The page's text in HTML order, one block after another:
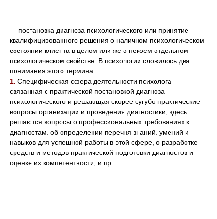
— постановка диагноза психологического или принятие
квалифицированного решения о наличном психологическом
состоянии клиента в целом или же о некоем отдельном
психологическом свойстве. В психологии сложилось два
понимания этого термина.
1. Специфическая сфера деятельности психолога —
связанная с практической постановкой диагноза
психологического и решающая скорее сугубо практические
вопросы организации и проведения диагностики; здесь
решаются вопросы о профессиональных требованиях к
диагностам, об определении перечня знаний, умений и
навыков для успешной работы в этой сфере, о разработке
средств и методов практической подготовки диагностов и
оценке их компетентности, и пр.